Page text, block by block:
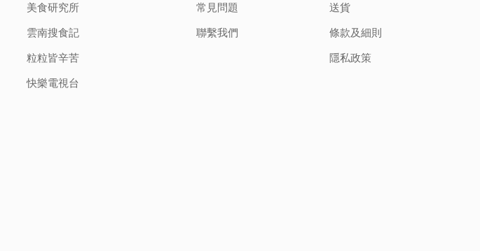
美食研究所
雲南搜食記
粒粒皆辛苦
快樂電視台
常見問題
聯繫我們
送貨
條款及細則
隱私政策